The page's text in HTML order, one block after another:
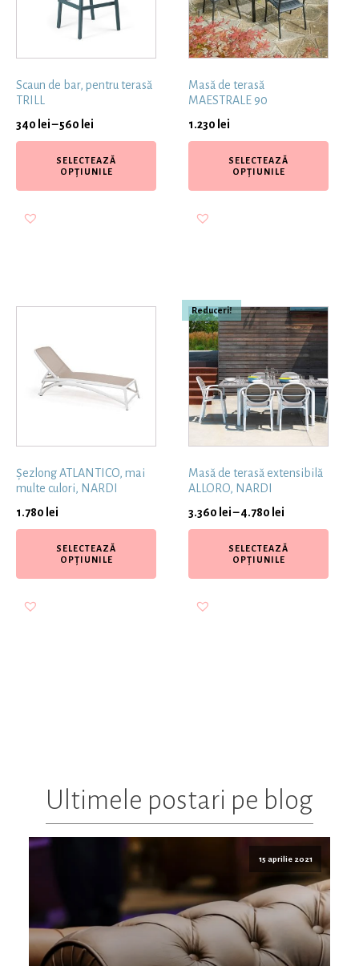
Scaun de bar, pentru terasă
TRILL
340 lei–560 lei
SELECTEAZĂ
OPȚIUNILE
Masă de terasă
MAESTRALE 90
1.230 lei
SELECTEAZĂ
OPȚIUNILE
Șezlong ATLANTICO, mai
multe culori, NARDI
1.780 lei
SELECTEAZĂ
OPȚIUNILE
Reduceri!
Masă de terasă extensibilă
ALLORO, NARDI
3.360 lei–4.780 lei
SELECTEAZĂ
OPȚIUNILE
Ultimele postari pe blog
15 aprilie 2021